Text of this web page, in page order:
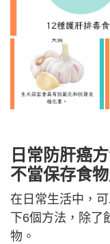
日常防肝癌
不當保存食
在日常生活中，
下6個方法，除了
物。